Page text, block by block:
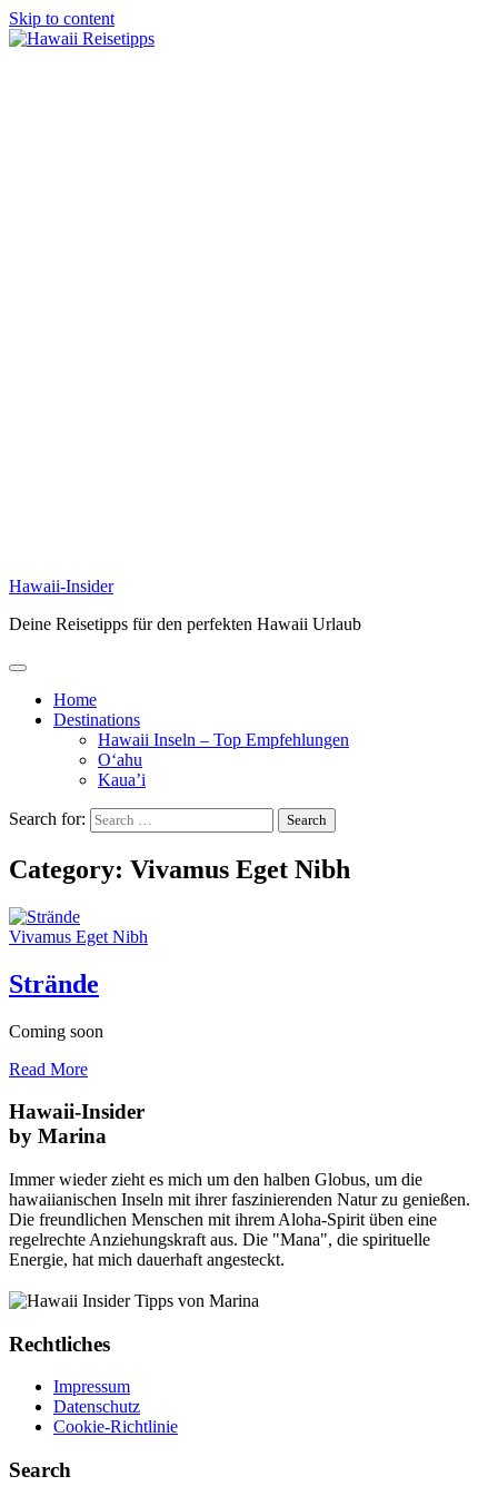
Skip to content
Hawaii-Insider
Deine Reisetipps für den perfekten Hawaii Urlaub
Home
Destinations
Hawaii Inseln – Top Empfehlungen
O‘ahu
Kaua’i
Search for:
Category: Vivamus Eget Nibh
Vivamus Eget Nibh
Strände
Coming soon
Read More
Hawaii-Insider
by Marina
Immer wieder zieht es mich um den halben Globus, um die
hawaiianischen Inseln mit ihrer faszinierenden Natur zu genießen.
Die freundlichen Menschen mit ihrem Aloha-Spirit üben eine
regelrechte Anziehungskraft aus. Die "Mana", die spirituelle
Energie, hat mich dauerhaft angesteckt.
Rechtliches
Impressum
Datenschutz
Cookie-Richtlinie
Search